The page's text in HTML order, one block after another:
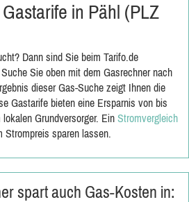
in Pähl (PLZ
Dann sind Sie beim Tarifo.de
Sie oben mit dem Gasrechner nach
dieser Gas-Suche zeigt Ihnen die
Gastarife bieten eine Ersparnis von bis
Grundversorger. Ein Stromvergleich
Strompreis sparen lassen.
spart auch Gas-Kosten in: